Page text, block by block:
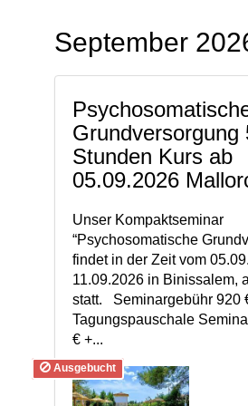
September
Grundversorgung
Stunden Kurs ab
05.09.2026
Unser Kompaktseminar
“Psychosomatische
findet in der Zeit vom
11.09.2026 in Binissalem,
statt. Seminargebühr 920
Tagungspauschale
€ +...
Ausgebucht